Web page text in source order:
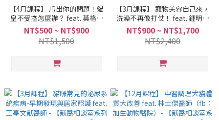
【4月課程】 爪出你的問題！貓
皇不受控怎麼辦？ feat. 莫格訓
練師 - 【行為訓練室系列
powered by PettoFund】
NT$500 ~ NT$900
NT$1,500
【3月課程】 寵物美容自己來，
洗澡不再像打仗！ feat. 鍾明志
老師x尾巴搖搖x黑咕嚕貓
NT$900 ~ NT$1,700
NT$2,400